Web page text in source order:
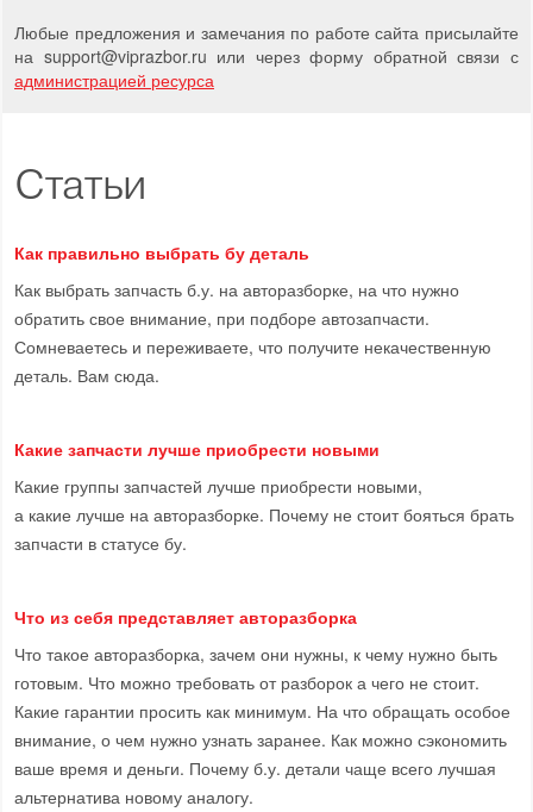
Любые предложения и замечания по работе сайта присылайте
на support@viprazbor.ru или через форму обратной связи с
администрацией ресурса
Статьи
Как правильно выбрать бу деталь
Как выбрать запчасть б.у. на авторазборке, на что нужно
обратить свое внимание, при подборе автозапчасти.
Сомневаетесь и переживаете, что получите некачественную
деталь. Вам сюда.
Какие запчасти лучше приобрести новыми
Какие группы запчастей лучше приобрести новыми,
а какие лучше на авторазборке. Почему не стоит бояться брать
запчасти в статусе бу.
Что из себя представляет авторазборка
Что такое авторазборка, зачем они нужны, к чему нужно быть
готовым. Что можно требовать от разборок а чего не стоит.
Какие гарантии просить как минимум. На что обращать особое
внимание, о чем нужно узнать заранее. Как можно сэкономить
ваше время и деньги. Почему б.у. детали чаще всего лучшая
альтернатива новому аналогу.